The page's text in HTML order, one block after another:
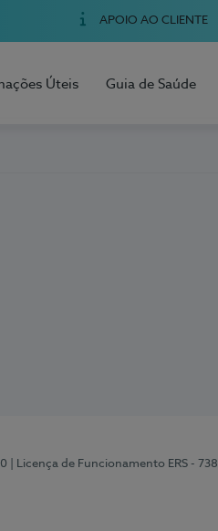
APOIO AO CLIENTE
Úteis Guia de Saúde
| Licença de Funcionamento ERS -